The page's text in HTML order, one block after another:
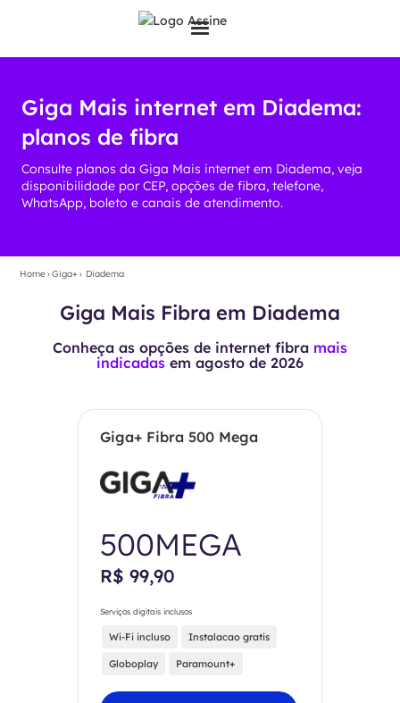
Giga Mais internet em Diadema:
planos de fibra
Consulte planos da Giga Mais internet em Diadema, veja
disponibilidade por CEP, opções de fibra, telefone,
WhatsApp, boleto e canais de atendimento.
Home›Giga+› Diadema
Giga Mais Fibra em Diadema
Conheça as opções de internet fibra mais
indicadas em agosto de 2026
Giga+ Fibra 500 Mega
500MEGA
R$ 99,90
Serviços digitais inclusos
Wi-Fi incluso Instalacao gratis
Globoplay Paramount+